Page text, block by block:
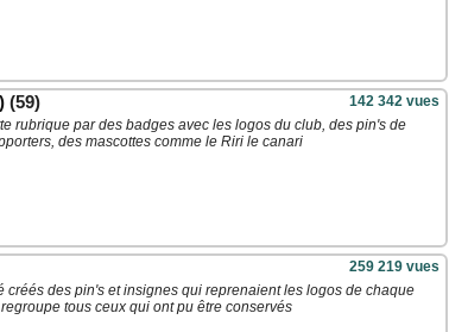
(59) 142 342 vues
rubrique par des badges avec les logos du club, des pin's de
des mascottes comme le Riri le canari
259 219 vues
créés des pin's et insignes qui reprenaient les logos de chaque
tous ceux qui ont pu être conservés